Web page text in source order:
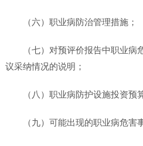
（六）职业病防治管理措施；
（七）对预评价报告中职业
议采纳情况的说明；
（八）职业病防护设施投资预
（九）可能出现的职业病危害